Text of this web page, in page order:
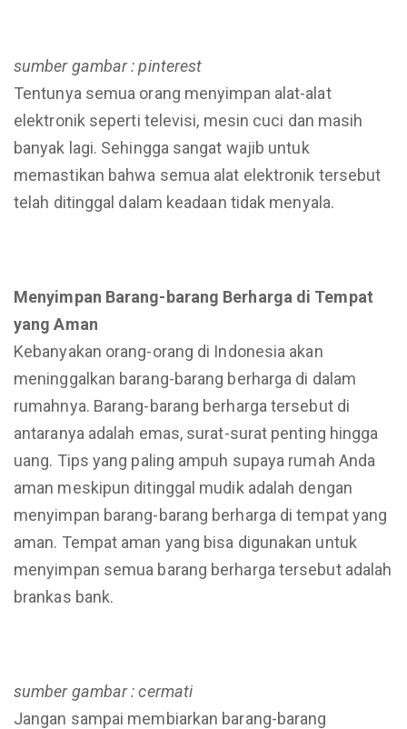
sumber gambar : pinterest
Tentunya semua orang menyimpan alat-alat
elektronik seperti televisi, mesin cuci dan masih
banyak lagi. Sehingga sangat wajib untuk
memastikan bahwa semua alat elektronik tersebut
telah ditinggal dalam keadaan tidak menyala.
Menyimpan Barang-barang Berharga di Tempat
yang Aman
Kebanyakan orang-orang di Indonesia akan
meninggalkan barang-barang berharga di dalam
rumahnya. Barang-barang berharga tersebut di
antaranya adalah emas, surat-surat penting hingga
uang. Tips yang paling ampuh supaya rumah Anda
aman meskipun ditinggal mudik adalah dengan
menyimpan barang-barang berharga di tempat yang
aman. Tempat aman yang bisa digunakan untuk
menyimpan semua barang berharga tersebut adalah
brankas bank.
sumber gambar : cermati
Jangan sampai membiarkan barang-barang